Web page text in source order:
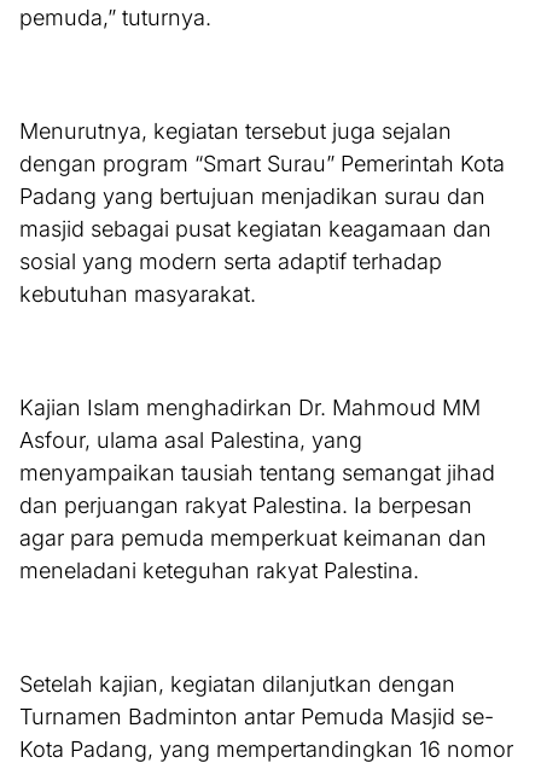
pemuda,” tuturnya.
Menurutnya, kegiatan tersebut juga sejalan
dengan program “Smart Surau” Pemerintah Kota
Padang yang bertujuan menjadikan surau dan
masjid sebagai pusat kegiatan keagamaan dan
sosial yang modern serta adaptif terhadap
kebutuhan masyarakat.
Kajian Islam menghadirkan Dr. Mahmoud MM
Asfour, ulama asal Palestina, yang
menyampaikan tausiah tentang semangat jihad
dan perjuangan rakyat Palestina. Ia berpesan
agar para pemuda memperkuat keimanan dan
meneladani keteguhan rakyat Palestina.
Setelah kajian, kegiatan dilanjutkan dengan
Turnamen Badminton antar Pemuda Masjid se-
Kota Padang, yang mempertandingkan 16 nomor